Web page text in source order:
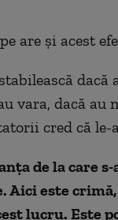
are și acest
vara, dacă au
cred că
de la care
Aici este
lucru. Este